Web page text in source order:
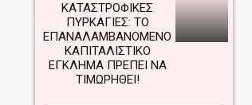
ΚΑΤΑΣΤΡΟΦΙΚΕΣ
ΠΥΡΚΑΓΙΕΣ: ΤΟ
ΕΠΑΝΑΛΑΜΒΑΝΟΜΕΝΟ
ΚΑΠΙΤΑΛΙΣΤΙΚΟ
ΕΓΚΛΗΜΑ ΠΡΕΠΕΙ ΝΑ
ΤΙΜΩΡΗΘΕΙ!